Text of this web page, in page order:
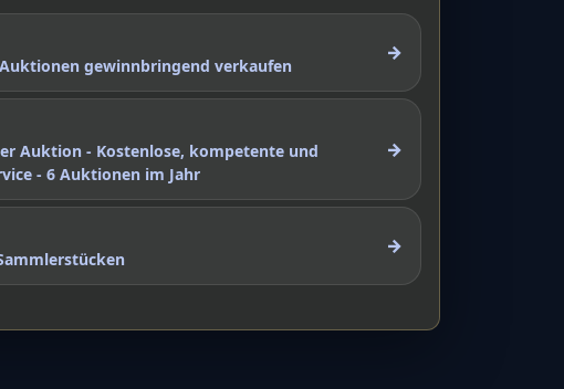
gewinnbringend verkaufen
→
Auktion - Kostenlose, kompetente und
- 6 Auktionen im Jahr
→
→